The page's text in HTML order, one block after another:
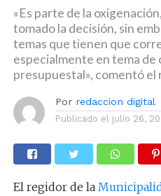
«Es parte de la
tomado la decisión, sin
temas que tienen que
especialmente en tema de
presupuestal», comentó el
Por redaccion digital
Publicado el julio 26,
El regidor de la